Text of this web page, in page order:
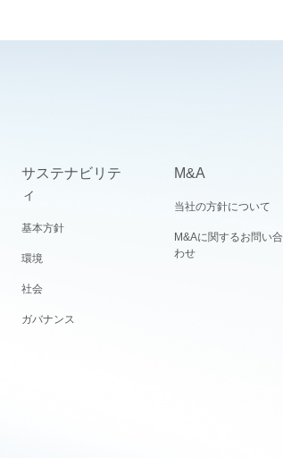
サステナビリテ
ィ
基本方針
環境
社会
ガバナンス
M&A
当社の方針について
M&Aに関するお問い合
わせ